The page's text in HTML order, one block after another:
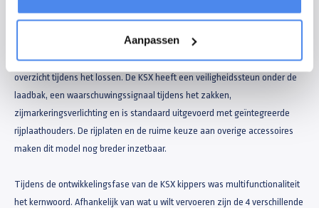
Aanpassen
Met de ingebouwde accu en de bijgeleverde acculader kunt u altijd
gebruikmaken van de kiepfunctie. Met de afstandsbediening heeft u goed
overzicht tijdens het lossen. De KSX heeft een veiligheidssteun onder de
laadbak, een waarschuwingssignaal tijdens het zakken,
zijmarkeringsverlichting en is standaard uitgevoerd met geïntegreerde
rijplaathouders. De rijplaten en de ruime keuze aan overige accessoires
maken dit model nog breder inzetbaar.
Tijdens de ontwikkelingsfase van de KSX kippers was multifunctionaliteit
het kernwoord. Afhankelijk van wat u wilt vervoeren zijn de 4 verschillende